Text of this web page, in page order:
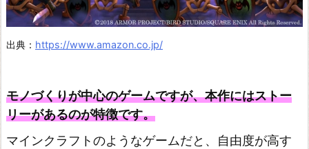
出典： https://www.amazon.co.jp/
モノづくりが中心のゲームですが、本作にはストー
リーがあるのが特徴です。
マインクラフトのようなゲームだと、自由度が高す